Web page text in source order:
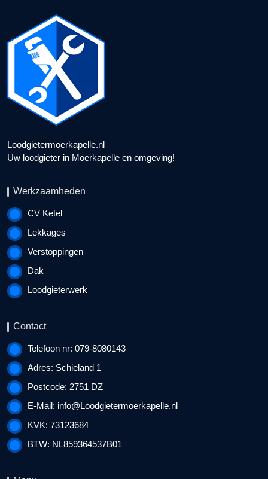
Loodgietermoerkapelle.nl
Uw loodgieter in Moerkapelle en omgeving!
Werkzaamheden
CV Ketel
Lekkages
Verstoppingen
Dak
Loodgieterwerk
Contact
Telefoon nr: 079-8080143
Adres: Schieland 1
Postcode: 2751 DZ
E-Mail: info@Loodgietermoerkapelle.nl
KVK: 73123684
BTW: NL859364537B01